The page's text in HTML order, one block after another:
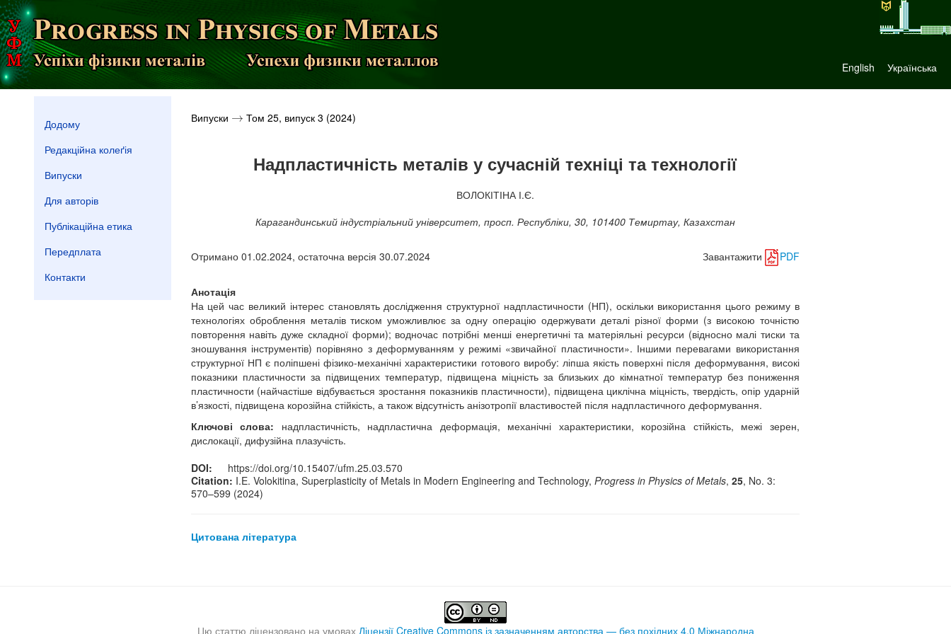
English Українська
Додому
Редакційна колеґія
Випуски
Для авторів
Публікаційна етика
Передплата
Контакти
Випуски →
→ Том 25, випуск 3 (2024)
Надпластичність металів у сучасній техніці та технології
ВОЛОКІТІНА І.Є.
Карагандинський індустріальний університет, просп. Республіки, 30, 101400 Темиртау, Казахстан
Отримано 01.02.2024, остаточна версія 30.07.2024 Завантажити PDF
Анотація
На цей час великий інтерес становлять дослідження структурної надпластичности (НП), оскільки використання цього режиму в
технологіях оброблення металів тиском уможливлює за одну операцію одержувати деталі різної форми (з високою точністю
повторення навіть дуже складної форми); водночас потрібні менші енергетичні та матеріяльні ресурси (відносно малі тиски та
зношування інструментів) порівняно з деформуванням у режимі «звичайної пластичности». Іншими перевагами використання
структурної НП є поліпшені фізико-механічні характеристики готового виробу: ліпша якість поверхні після деформування, високі
показники пластичности за підвищених температур, підвищена міцність за близьких до кімнатної температур без пониження
пластичности (найчастіше відбувається зростання показників пластичности), підвищена циклічна міцність, твердість, опір ударній
в’язкості, підвищена корозійна стійкість, а також відсутність анізотропії властивостей після надпластичного деформування.
Ключові слова: надпластичність, надпластична деформація, механічні характеристики, корозійна стійкість, межі зерен,
дислокації, дифузійна плазучість.
DOI:
https://doi.org/10.15407/ufm.25.03.570
Citation: I.E. Volokitina, Superplasticity of Metals in Modern Engineering and Technology, Progress in Physics of Metals, 25, No. 3:
570–599 (2024)
Цитована література
Цю статтю ліцензовано на умовах Ліцензії Creative Commons із зазначенням авторства — без похідних 4.0 Міжнародна